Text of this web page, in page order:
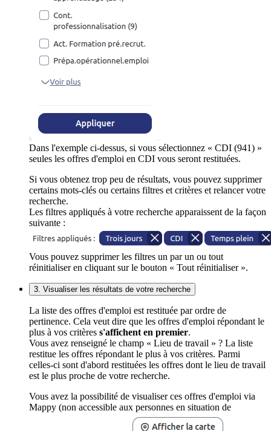
Dans l'exemple ci-dessus, si vous sélectionnez « CDI (941) »
seules les offres d'emploi en CDI vous seront restituées.
Si vous obtenez trop peu de résultats, vous pouvez supprimer
certains mots-clés ou certains filtres et critères et relancer votre
recherche.
Les filtres appliqués à votre recherche apparaissent de la façon
suivante :
Vous pouvez supprimer les filtres un par un ou tout
réinitialiser en cliquant sur le bouton « Tout réinitialiser ».
3. Visualiser les résultats de votre recherche
La liste des offres d'emploi est restituée par ordre de
pertinence. Cela veut dire que les offres d'emploi répondant le
plus à vos critères s'affichent en premier.
Vous avez renseigné le champ « Lieu de travail » ? La liste
restitue les offres répondant le plus à vos critères. Parmi
celles-ci sont d'abord restituées les offres dont le lieu de travail
est le plus proche de votre recherche.
Vous avez la possibilité de visualiser ces offres d'emploi via
Mappy (non accessible aux personnes en situation de